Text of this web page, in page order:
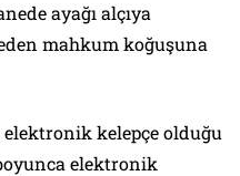
ayağı alçıya
mahkum koğuşuna
elektronik kelepçe olduğu
elektronik